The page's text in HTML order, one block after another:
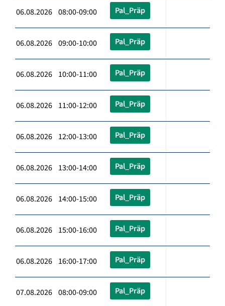
06.08.2026 08:00-09:00 Pal_Präp
06.08.2026 09:00-10:00 Pal_Präp
06.08.2026 10:00-11:00 Pal_Präp
06.08.2026 11:00-12:00 Pal_Präp
06.08.2026 12:00-13:00 Pal_Präp
06.08.2026 13:00-14:00 Pal_Präp
06.08.2026 14:00-15:00 Pal_Präp
06.08.2026 15:00-16:00 Pal_Präp
06.08.2026 16:00-17:00 Pal_Präp
07.08.2026 08:00-09:00 Pal_Präp